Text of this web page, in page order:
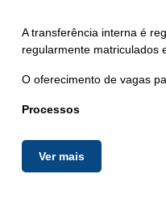
A transferência interna é
regularmente matriculados
O oferecimento de vagas
Processos
Ver mais